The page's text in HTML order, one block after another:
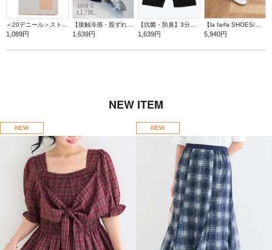
1,089円 1,639円 1,639円
【la farfa SHOES/ラ・ファーファシューズ】[2WAY]スクエアメリージェーンパンプス
5,940円
NEW ITEM
NEW NEW